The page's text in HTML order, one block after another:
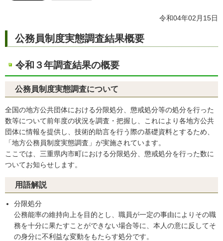
令和04年02月15日
公務員制度実態調査結果概要
令和３年調査結果の概要
公務員制度実態調査について
全国の地方公共団体における分限処分、懲戒処分等の処分を行った
数等について前年度の状況を調査・把握し、これにより各地方公共
団体に情報を提供し、技術的助言を行う際の基礎資料とするため、
「地方公務員制度実態調査」が実施されています。
ここでは、三重県内市町における分限処分、懲戒処分を行った数に
ついてお知らせします。
用語解説
分限処分
公務能率の維持向上を目的とし、職員が一定の事由によりその職
務を十分に果たすことができない場合等に、本人の意に反してそ
の身分に不利益な変動をもたらす処分です。